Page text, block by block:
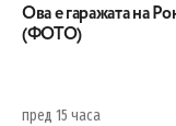
Ова е гаражата на
(ФОТО)
пред 15 часа